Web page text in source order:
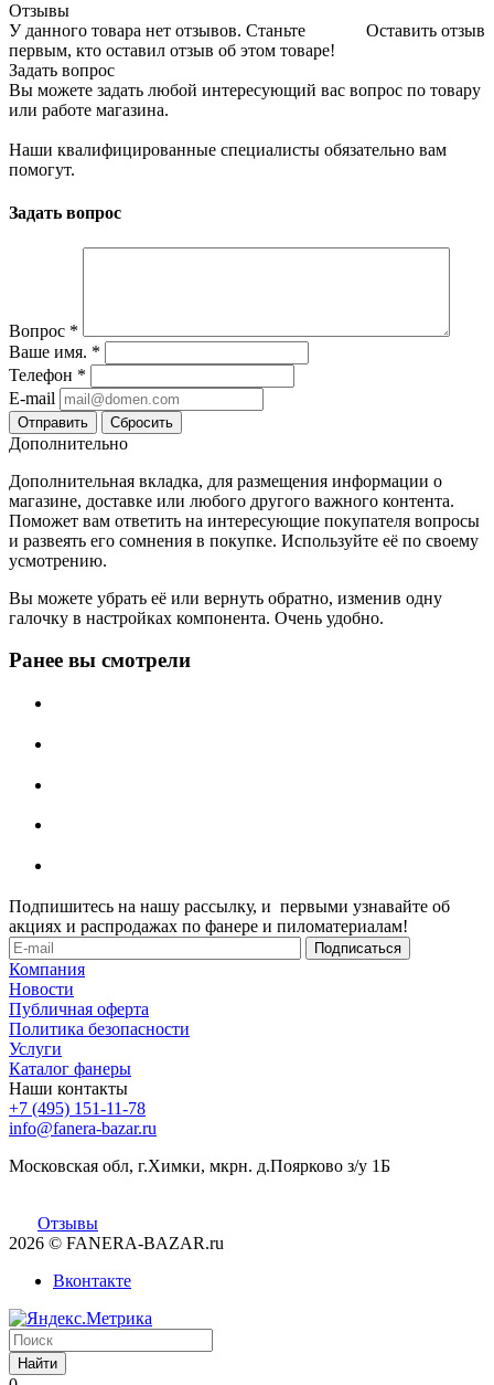
Отзывы
Оставить отзыв
У данного товара нет отзывов. Станьте
первым, кто оставил отзыв об этом товаре!
Задать вопрос
Вы можете задать любой интересующий вас вопрос по товару
или работе магазина.
Наши квалифицированные специалисты обязательно вам
помогут.
Задать вопрос
Вопрос *
Ваше имя. *
Телефон *
E-mail
Сбросить
Дополнительно
Дополнительная вкладка, для размещения информации о
магазине, доставке или любого другого важного контента.
Поможет вам ответить на интересующие покупателя вопросы
и развеять его сомнения в покупке. Используйте её по своему
усмотрению.
Вы можете убрать её или вернуть обратно, изменив одну
галочку в настройках компонента. Очень удобно.
Ранее вы смотрели
Подпишитесь на нашу рассылку, и первыми узнавайте об
акциях и распродажах по фанере и пиломатериалам!
Компания
Новости
Публичная оферта
Политика безопасности
Услуги
Каталог фанеры
Наши контакты
+7 (495) 151-11-78
info@fanera-bazar.ru
Московская обл, г.Химки, мкрн. д.Поярково з/у 1Б
Отзывы
2026 © FANERA-BAZAR.ru
Вконтакте
Найти